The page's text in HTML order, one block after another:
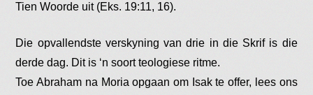
Tien Woorde uit (Eks. 19:11, 16).
Die opvallendste verskyning van drie in die Skrif is die
derde dag. Dit is ‘n soort teologiese ritme.
Toe Abraham na Moria opgaan om Isak te offer, lees ons